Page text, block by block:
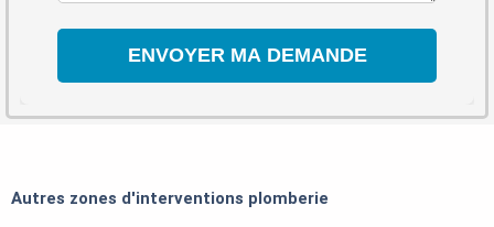
Autres zones d'interventions plomberie